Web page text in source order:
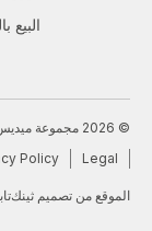
البيع
© 2026 مجموعة ميديس
Legal
Policy
الموقع من تصميم ثينك